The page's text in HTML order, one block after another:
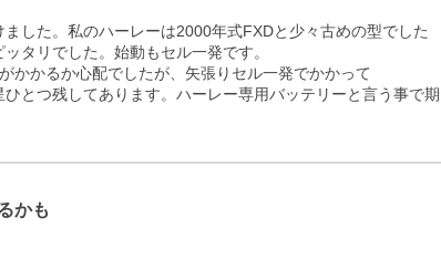
した。私のハーレーは2000年式FXDと少々古めの型でした
タリでした。始動もセル一発です。
かかるか心配でしたが、矢張りセル一発でかかって
とつ残してあります。ハーレー専用バッテリーと言う事で期
かも